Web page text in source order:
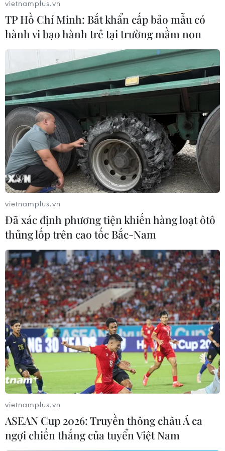
vietnamplus.vn
TP Hồ Chí Minh: Bắt khẩn cấp bảo mẫu có
hành vi bạo hành trẻ tại trường mầm non
vietnamplus.vn
Đã xác định phương tiện khiến hàng loạt ôtô
thủng lốp trên cao tốc Bắc-Nam
vietnamplus.vn
ASEAN Cup 2026: Truyền thông châu Á ca
ngợi chiến thắng của tuyển Việt Nam